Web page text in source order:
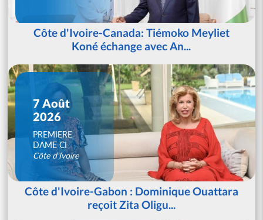
Côte d'Ivoire-Canada: Tiémoko Meyliet
Koné échange avec An...
7 Août
2026
PREMIERE
DAME CI
Côte d'Ivoire
Côte d'Ivoire-Gabon : Dominique Ouattara
reçoit Zita Oligu...